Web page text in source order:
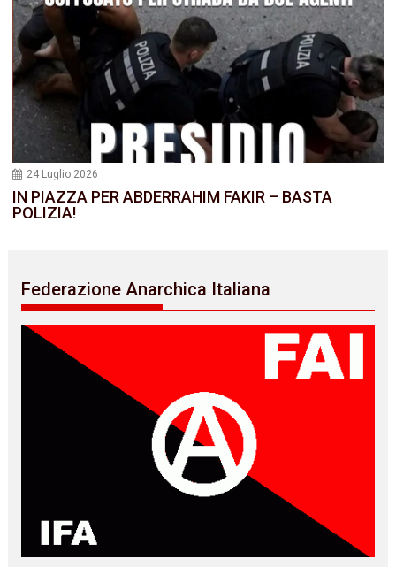
24 Luglio 2026
IN PIAZZA PER ABDERRAHIM FAKIR – BASTA
POLIZIA!
Federazione Anarchica Italiana